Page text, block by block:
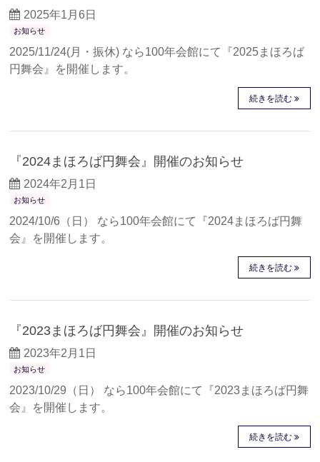
2025年1月6日
お知らせ
2025/11/24(月・振休) なら100年会館にて『2025まほろば
円舞会』を開催します。
続きを読む
『2024まほろば円舞会』開催のお知らせ
2024年2月1日
お知らせ
2024/10/6（日） なら100年会館にて『2024まほろば円舞
会』を開催します。
続きを読む
『2023まほろば円舞会』開催のお知らせ
2023年2月1日
お知らせ
2023/10/29（日） なら100年会館にて『2023まほろば円舞
会』を開催します。
続きを読む